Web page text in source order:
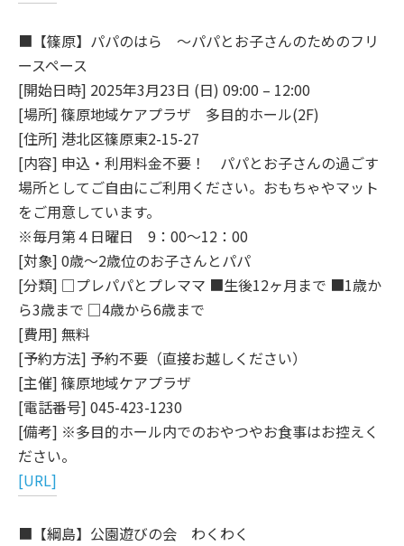
■【篠原】パパのはら ～パパとお子さんのためのフリ
ースペース
[開始日時] 2025年3月23日 (日) 09:00 – 12:00
[場所] 篠原地域ケアプラザ 多目的ホール(2F)
[住所] 港北区篠原東2-15-27
[内容] 申込・利用料金不要！ パパとお子さんの過ごす
場所としてご自由にご利用ください。おもちゃやマット
をご用意しています。
※毎月第４日曜日 9：00～12：00
[対象] 0歳～2歳位のお子さんとパパ
[分類] □プレパパとプレママ ■生後12ヶ月まで ■1歳か
ら3歳まで □4歳から6歳まで
[費用] 無料
[予約方法] 予約不要（直接お越しください）
[主催] 篠原地域ケアプラザ
[電話番号] 045-423-1230
[備考] ※多目的ホール内でのおやつやお食事はお控えく
ださい。
[URL]
■【綱島】公園遊びの会 わくわく